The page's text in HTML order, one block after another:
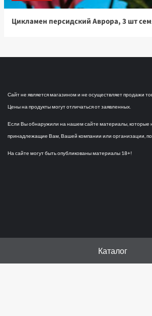
Цикламен персидский Аврора, 3 шт
Сайт не является магазином и не осуществляет продажи
Цены на продукты могут отличаться от заявленных.
Если Вы обнаружили на нашем сайте материалы, которые
принадлежащие Вам, Вашей компании или организации,
На сайте могут быть опубликованы материалы 18+!
Каталог